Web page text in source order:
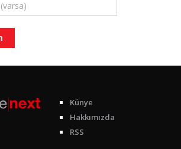
Künye
Hakkımızda
RSS